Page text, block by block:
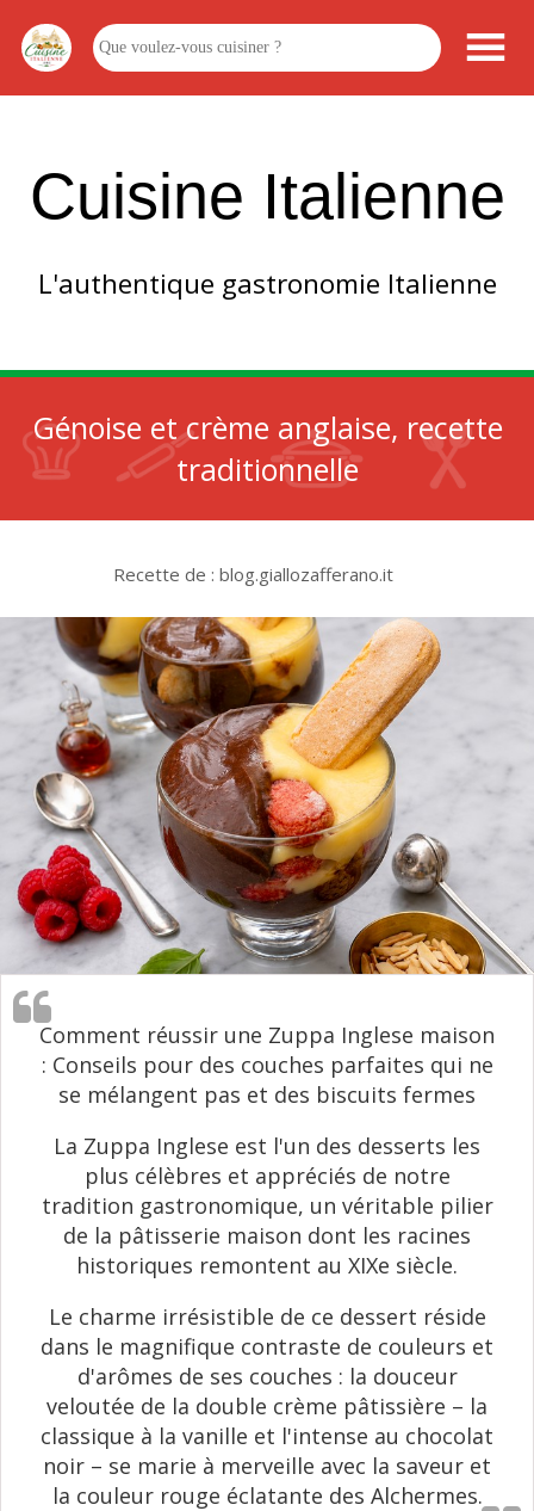
Cuisine Italienne
L'authentique gastronomie Italienne
Génoise et crème anglaise, recette
traditionnelle
Recette de : blog.giallozafferano.it
Comment réussir une Zuppa Inglese maison
: Conseils pour des couches parfaites qui ne
se mélangent pas et des biscuits fermes
La Zuppa Inglese est l'un des desserts les
plus célèbres et appréciés de notre
tradition gastronomique, un véritable pilier
de la pâtisserie maison dont les racines
historiques remontent au XIXe siècle.
Le charme irrésistible de ce dessert réside
dans le magnifique contraste de couleurs et
d'arômes de ses couches : la douceur
veloutée de la double crème pâtissière – la
classique à la vanille et l'intense au chocolat
noir – se marie à merveille avec la saveur et
la couleur rouge éclatante des Alchermes.